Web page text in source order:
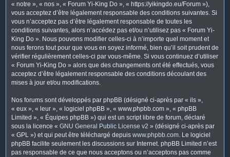
« notre », « nos », « Forum Yi-King Do », « https://yikingdo.eu/Forum »),
vous acceptez d’être légalement responsable des conditions suivantes. Si
vous n’acceptez pas d’être légalement responsable de toutes les
conditions suivantes, alors n’accédez pas et/ou n’utilisez pas « Forum Yi-
King Do ». Nous pouvons modifier celles-ci à n’importe quel moment et
nous ferons tout pour que vous en soyez informé, bien qu’il soit prudent de
vérifier régulièrement celles-ci par vous-même. Si vous continuez d’utiliser
« Forum Yi-King Do » alors que des changements ont été effectués, vous
acceptez d’être légalement responsable des conditions découlant des
mises à jour et/ou modifications.
Nos forums sont développés par phpBB (désigné ci-après par « ils »,
« eux », « leur », « logiciel phpBB », « www.phpbb.com », « phpBB
Limited », « Équipes phpBB ») qui est un script libre de forum, déclaré
sous la licence « GNU General Public License v2 » (désigné ci-après par
« GPL ») et qui peut être téléchargé depuis www.phpbb.com. Le logiciel
phpBB facilite seulement les discussions sur Internet. phpBB Limited n’est
pas responsable de ce que nous acceptons ou n’acceptons pas comme